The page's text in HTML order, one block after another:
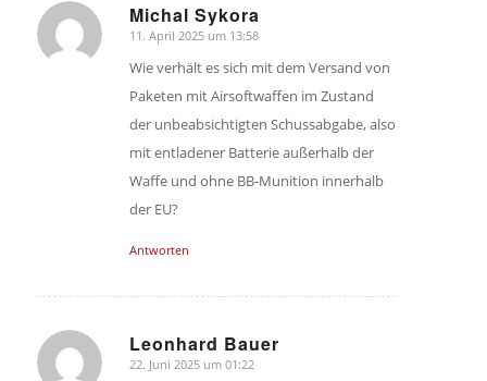
Michal Sykora
sagte:
11. April 2025 um 13:58
Wie verhält es sich mit dem Versand von
Paketen mit Airsoftwaffen im Zustand
der unbeabsichtigten Schussabgabe, also
mit entladener Batterie außerhalb der
Waffe und ohne BB-Munition innerhalb
der EU?
Antworten
Leonhard Bauer
sagte:
22. Juni 2025 um 01:22